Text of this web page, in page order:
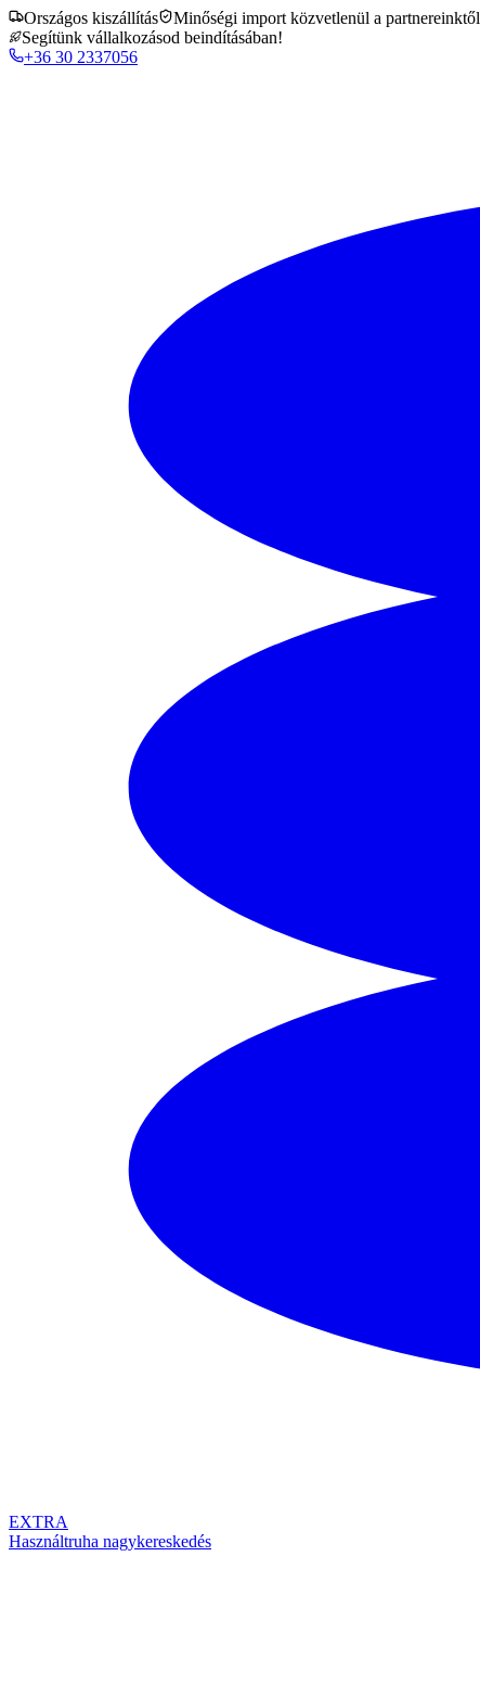
Országos kiszállítás
Minőségi import közvetlenül a partnereinktől
Segítünk vállalkozásod beindításában!
+36 30 2337056
EXTRA
Használtruha nagykereskedés